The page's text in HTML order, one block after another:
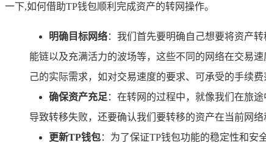
一下,如何借助TP钱包顺利完成资产的转网操作。
明确目标网络：我们首先要明确自己想要将资产
能链以及充满活力的波场等，这些不同的网络在交易
己的实际需求，如对交易速度的要求、可承受的手续
确保资产充足 ：在转网的过程中，就像我们在旅
导致转移失败，还要确认我们要转移的资产在当前网
更新TP钱包：为了保证TP钱包功能的稳定性和